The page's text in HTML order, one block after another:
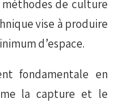
de culture
vise à produire
d’espace.
fondamentale en
la capture et le